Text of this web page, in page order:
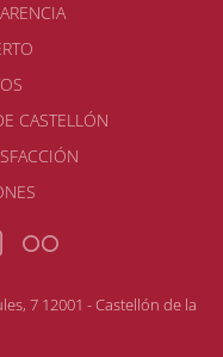
CASTELLÓN
7 12001 - Castellón de la